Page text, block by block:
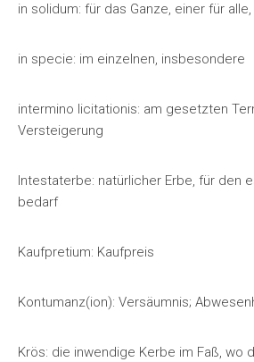
in solidum: für das Ganze, einer für
in specie: im einzelnen, insbesondere
intermino licitationis: am gesetzten
Versteigerung
Intestaterbe: natürlicher Erbe, für den
bedarf
Kaufpretium: Kaufpreis
Kontumanz(ion): Versäumnis;
Krös: die inwendige Kerbe im Faß, wo